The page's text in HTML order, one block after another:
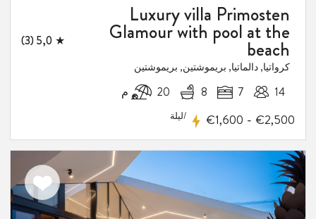
Luxury villa Primosten
Glamour with pool at the
beach
★ 5,0 (3)
كرواتيا, دالماتيا, بريموشتين, بريموشتين
14
7
8 20 م
€1,600 - €2,500 /ليلة
اضف
الى
المفضلة